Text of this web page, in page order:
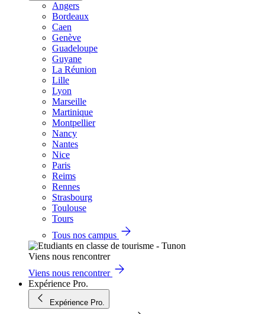
Angers
Bordeaux
Caen
Genève
Guadeloupe
Guyane
La Réunion
Lille
Lyon
Marseille
Martinique
Montpellier
Nancy
Nantes
Nice
Paris
Reims
Rennes
Strasbourg
Toulouse
Tours
Tous nos campus
Viens nous rencontrer
Viens nous rencontrer
Expérience Pro.
Expérience Pro.